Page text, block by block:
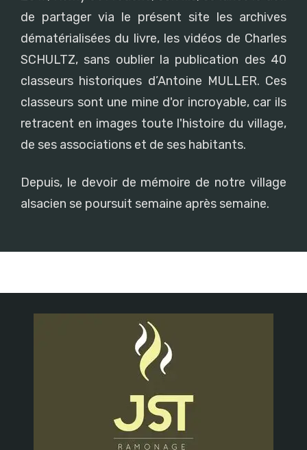
de partager via le présent site les archives
dématérialisées du livre, les vidéos de Charles
SCHULTZ, sans oublier la publication des 40
classeurs historiques d’Antoine MULLER. Ces
classeurs sont une mine d'or incroyable, car ils
retracent en images toute l'histoire du village,
de ses associations et de ses habitants.
Depuis, le devoir de mémoire de notre village
alsacien se poursuit semaine après semaine.